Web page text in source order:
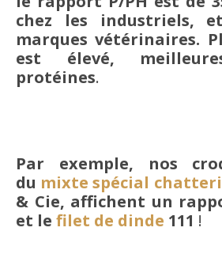
chez les industriels,
marques vétérinaires.
est élevé,
protéines.
Par exemple, nos
du mixte spécial
& Cie, affichent un
et le filet de dinde 111 !